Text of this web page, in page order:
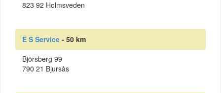
823 92 Holmsveden
E S Service - 50 km
Björsberg 99
790 21 Bjursås